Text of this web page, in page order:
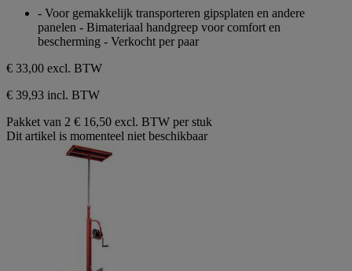
sterren.
- Voor gemakkelijk transporteren gipsplaten en andere
panelen - Bimateriaal handgreep voor comfort en
bescherming - Verkocht per paar
€ 33,00 excl. BTW
€ 39,93 incl. BTW
Pakket van 2 € 16,50 excl. BTW per stuk
Dit artikel is momenteel niet beschikbaar